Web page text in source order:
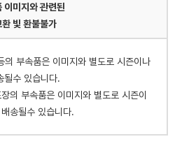
이미지와 관련된
환 빛 환불불가
의 부속품은 이미지와 별도로 시즌이나
될수 있습니다.
의 부속품은 이미지와 별도로 시즌이
송될수 있습니다.